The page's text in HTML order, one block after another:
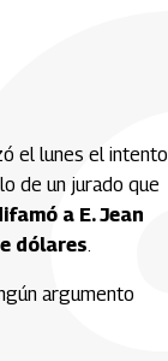
el lunes el intento
de un jurado que
a E. Jean
dólares.
argumento